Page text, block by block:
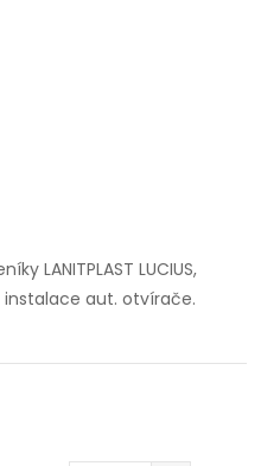
LANITPLAST LUCIUS,
aut. otvírače.